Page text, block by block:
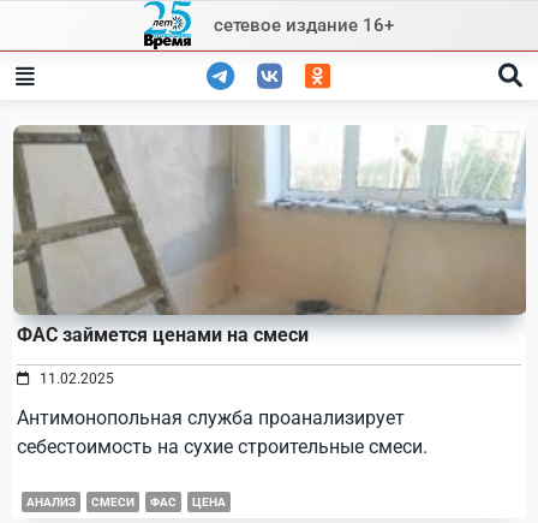
content
сетевое издание 16+
ФАС займется ценами на смеси
11.02.2025
Антимонопольная служба проанализирует
себестоимость на сухие строительные смеси.
АНАЛИЗ СМЕСИ ФАС ЦЕНА